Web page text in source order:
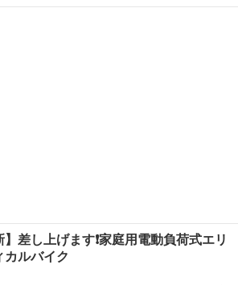
】差し上げます❗家庭用電動負荷式エリ
カルバイク